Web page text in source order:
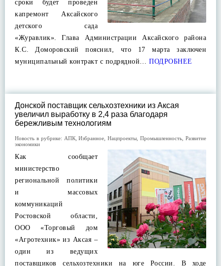
сроки будет проведен
капремонт Аксайского
детского сада
«Журавлик». Глава Администрации Аксайского района
К.С. Доморовский пояснил, что 17 марта заключен
муниципальный контракт с подрядной… ПОДРОБНЕЕ
Донской поставщик сельхозтехники из Аксая
увеличил выработку в 2,4 раза благодаря
бережливым технологиям
Новость в рубрике: АПК,Избранное ,Нацпроекты ,Промышленность ,Развитие
экономики
Как сообщает
министерство
региональной политики
и массовых
коммуникаций
Ростовской области,
ООО «Торговый дом
«Агротехник» из Аксая –
один из ведущих
поставщиков сельхозтехники на юге России. В ходе